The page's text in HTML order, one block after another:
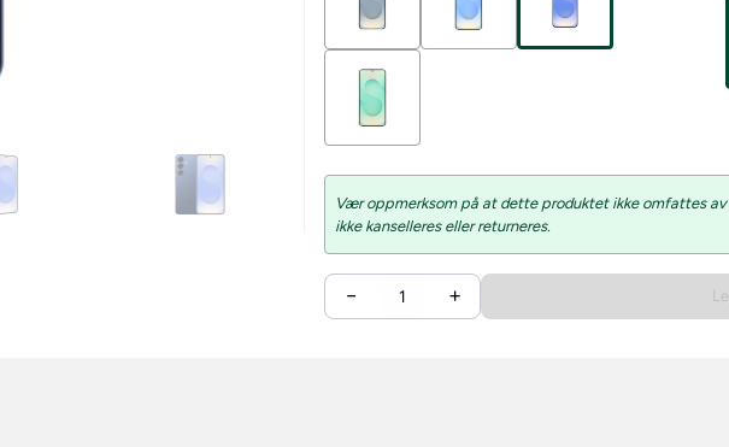
Vær oppmerksom på at dette produktet ikke omfattes
ikke kanselleres eller returneres.
− +